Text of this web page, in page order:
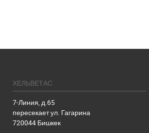
ХЕЛЬВЕТАС
7-Линия, д.65
пересекает ул. Гагарина
720044 Бишкек